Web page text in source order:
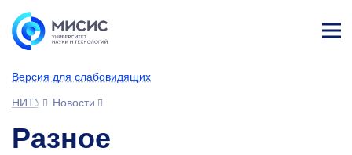
Версия для слабовидящих
НИТУ МИСИС
Новости
Разное